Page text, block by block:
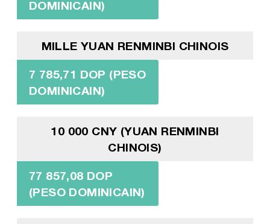
DOMINICAIN)
MILLE YUAN RENMINBI CHINOIS
7 785,71 DOP (PESO
DOMINICAIN)
10 000 CNY (YUAN RENMINBI
CHINOIS)
77 857,08 DOP
(PESO DOMINICAIN)